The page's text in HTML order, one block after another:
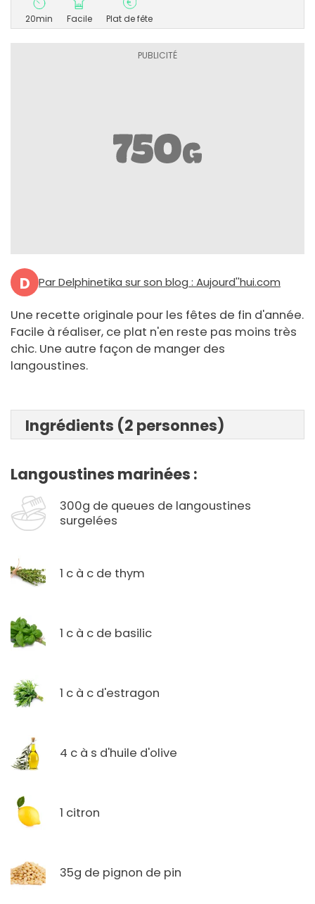
20min Facile Plat de fête
D Par Delphinetika sur son blog : Aujourd''hui.com
Une recette originale pour les fêtes de fin d'année.
Facile à réaliser, ce plat n'en reste pas moins très
chic. Une autre façon de manger des
langoustines.
Ingrédients (2 personnes)
Langoustines marinées :
300g de queues de langoustines
surgelées
1 c à c de thym
1 c à c de basilic
1 c à c d'estragon
4 c à s d'huile d'olive
1 citron
35g de pignon de pin